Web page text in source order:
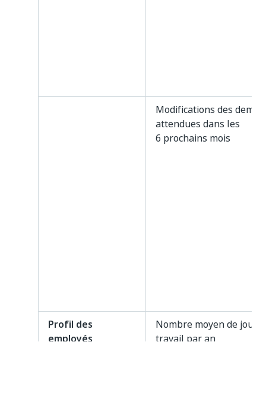
Modifications des
attendues dans les
6 prochains mois
Profil des
employés
Nombre moyen de jours
travail par an